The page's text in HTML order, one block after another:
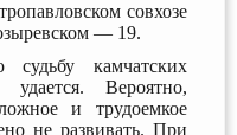
совхозе
— 19.
судьбу камчатских
Вероятно,
и трудоемкое
не развивать. При